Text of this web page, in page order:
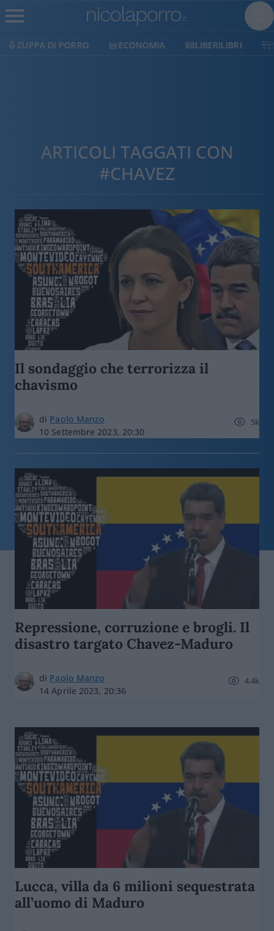
ECONOMIA LIBERILIBRI SHOP SOSTIENICI
ARTICOLI TAGGATI CON
#CHAVEZ
Il sondaggio che terrorizza il
chavismo
di Paolo Manzo
10 Settembre 2023, 20:30
5k
Repressione, corruzione e brogli. Il
disastro targato Chavez-Maduro
di Paolo Manzo
14 Aprile 2023, 20:36
4.4k
Lucca, villa da 6 milioni sequestrata
all’uomo di Maduro